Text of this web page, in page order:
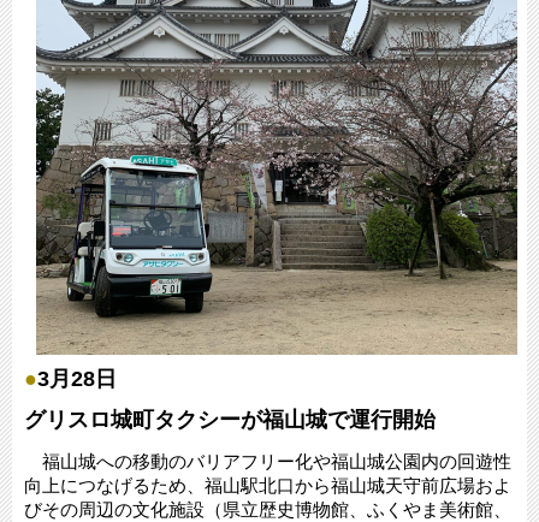
●3月28日
グリスロ城町タクシーが福山城で運行開始
福山城への移動のバリアフリー化や福山城公園内の回遊性
向上につなげるため、福山駅北口から福山城天守前広場およ
びその周辺の文化施設（県立歴史博物館、ふくやま美術館、